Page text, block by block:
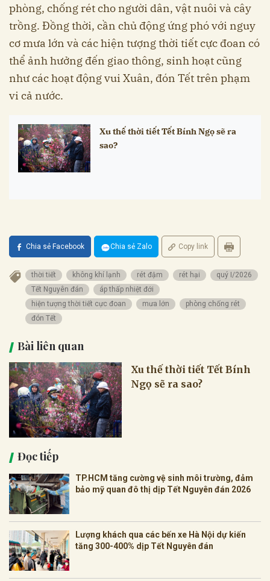
phòng, chống rét cho người dân, vật nuôi và cây
trồng. Đồng thời, cần chủ động ứng phó với nguy
cơ mưa lớn và các hiện tượng thời tiết cực đoan có
thể ảnh hưởng đến giao thông, sinh hoạt cũng
như các hoạt động vui Xuân, đón Tết trên phạm
vi cả nước.
Xu thế thời tiết Tết Bính Ngọ sẽ ra
sao?
Chia sẻ Facebook Chia sẻ Zalo Copy link
thời tiết không khí lạnh rét đậm rét hại
quý I/2026
Tết Nguyên đán
áp thấp nhiệt đới
hiện tượng thời tiết cực đoan
mưa lớn
phòng chống rét
đón Tết
Bài liên quan
Xu thế thời tiết Tết Bính
Ngọ sẽ ra sao?
Đọc tiếp
TP.HCM tăng cường vệ sinh môi trường, đảm
bảo mỹ quan đô thị dịp Tết Nguyên đán 2026
Lượng khách qua các bến xe Hà Nội dự kiến
tăng 300-400% dịp Tết Nguyên đán